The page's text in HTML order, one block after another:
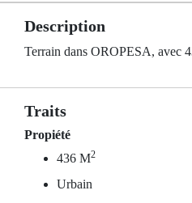
Description
Terrain dans OROPESA, avec
Traits
Propiété
436 M2
Urbain